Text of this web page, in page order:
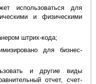
использоваться для
и физическими
штрих-кода;
для бизнес-
и другие виды
отчет, счет-